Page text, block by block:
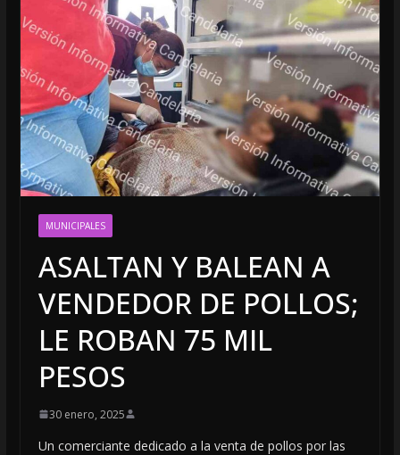
MUNICIPALES
ASALTAN Y BALEAN A
VENDEDOR DE POLLOS;
LE ROBAN 75 MIL
PESOS
30 enero, 2025
Un comerciante dedicado a la venta de pollos por las